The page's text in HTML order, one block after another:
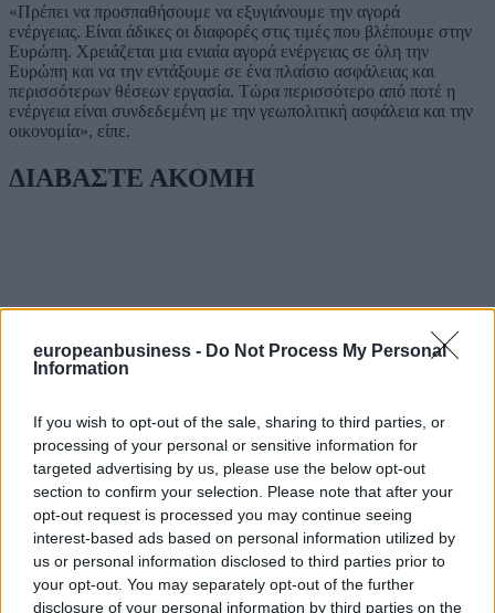
europeanbusiness - Do Not Process My Personal
Information
If you wish to opt-out of the sale, sharing to third parties, or
processing of your personal or sensitive information for
targeted advertising by us, please use the below opt-out
section to confirm your selection. Please note that after your
opt-out request is processed you may continue seeing
interest-based ads based on personal information utilized by
us or personal information disclosed to third parties prior to
your opt-out. You may separately opt-out of the further
disclosure of your personal information by third parties on the
«Πρέπει να προσπαθήσουμε να εξυγιάνουμε την αγορά
ενέργειας. Είναι άδικες οι διαφορές στις τιμές που βλέπουμε στην
Ευρώπη. Χρειάζεται μια ενιαία αγορά ενέργειας σε όλη την
Ευρώπη και να την εντάξουμε σε ένα πλαίσιο ασφάλειας και
περισσότερων θέσεων εργασία. Τώρα περισσότερο από ποτέ η
ενέργεια είναι συνδεδεμένη με την γεωπολιτική ασφάλεια και την
οικονομία», είπε.
ΔΙΑΒΑΣΤΕ ΑΚΟΜΗ